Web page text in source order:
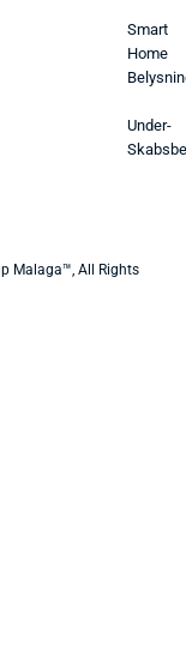
Smart
Home
Under-
Malaga™, All Rights